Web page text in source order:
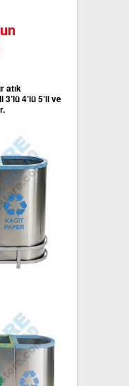
atık
4’lü 5’li ve